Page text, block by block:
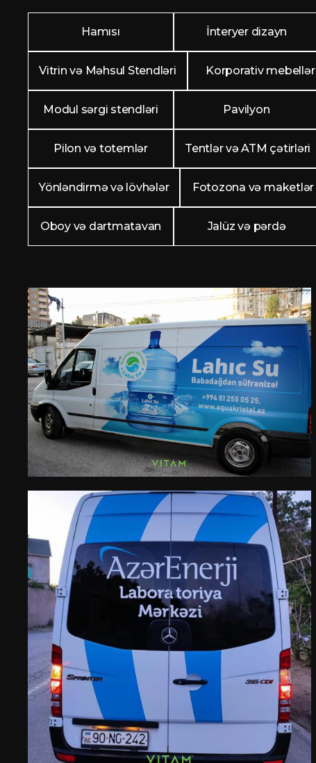
Hamısı İnteryer dizayn
Vitrin və Məhsul Stendləri Korporativ mebellər
Modul sərgi stendləri Pavilyon
Pilon və totemlər Tentlər və ATM çətirləri
Yönləndirmə və lövhələr Fotozona və maketlər
Oboy və dartmatavan Jalüz və pərdə